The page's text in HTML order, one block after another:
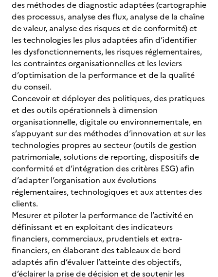
des méthodes de diagnostic adaptées (cartographie
des processus, analyse des flux, analyse de la chaîne
de valeur, analyse des risques et de conformité) et
les technologies les plus adaptées afin d’identifier
les dysfonctionnements, les risques réglementaires,
les contraintes organisationnelles et les leviers
d’optimisation de la performance et de la qualité
du conseil.
Concevoir et déployer des politiques, des pratiques
et des outils opérationnels à dimension
organisationnelle, digitale ou environnementale, en
s’appuyant sur des méthodes d’innovation et sur les
technologies propres au secteur (outils de gestion
patrimoniale, solutions de reporting, dispositifs de
conformité et d’intégration des critères ESG) afin
d’adapter l’organisation aux évolutions
réglementaires, technologiques et aux attentes des
clients.
Mesurer et piloter la performance de l’activité en
définissant et en exploitant des indicateurs
financiers, commerciaux, prudentiels et extra-
financiers, en élaborant des tableaux de bord
adaptés afin d’évaluer l’atteinte des objectifs,
d’éclairer la prise de décision et de soutenir les